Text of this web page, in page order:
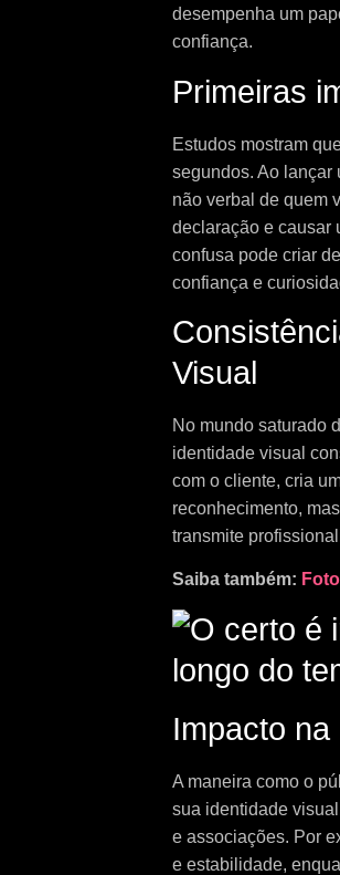
desempenha um
confiança.
Primeiras
Estudos mostram
segundos. Ao lançar
não verbal de quem
declaração e causar
confusa pode criar
confiança e
Visual
No mundo saturado
identidade visual
com o cliente, cria
reconhecimento,
transmite
Saiba também:
Impacto
A maneira como o
sua identidade
e associações. Por
e estabilidade,